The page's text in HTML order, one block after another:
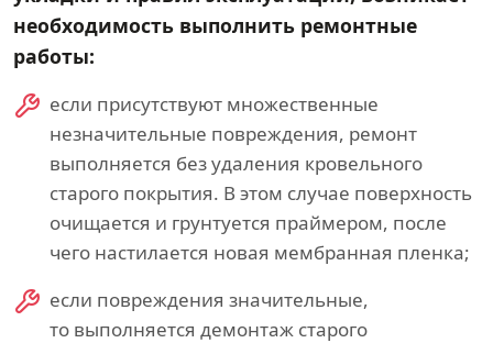
необходимость выполнить ремонтные
работы:
если присутствуют множественные
незначительные повреждения, ремонт
выполняется без удаления кровельного
старого покрытия. В этом случае поверхность
очищается и грунтуется праймером, после
чего настилается новая мембранная пленка;
если повреждения значительные,
то выполняется демонтаж старого